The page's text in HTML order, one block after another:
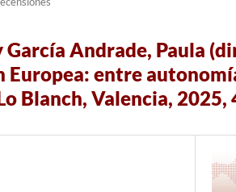
Andrade, Paula
Europea: entre
Blanch, Valencia, 2025,